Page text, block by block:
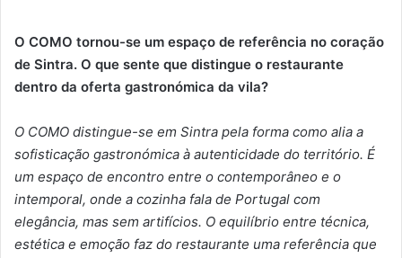
O COMO tornou-se um espaço de referência no coração
de Sintra. O que sente que distingue o restaurante
dentro da oferta gastronómica da vila?
O COMO distingue-se em Sintra pela forma como alia a
sofisticação gastronómica à autenticidade do território. É
um espaço de encontro entre o contemporâneo e o
intemporal, onde a cozinha fala de Portugal com
elegância, mas sem artifícios. O equilíbrio entre técnica,
estética e emoção faz do restaurante uma referência que